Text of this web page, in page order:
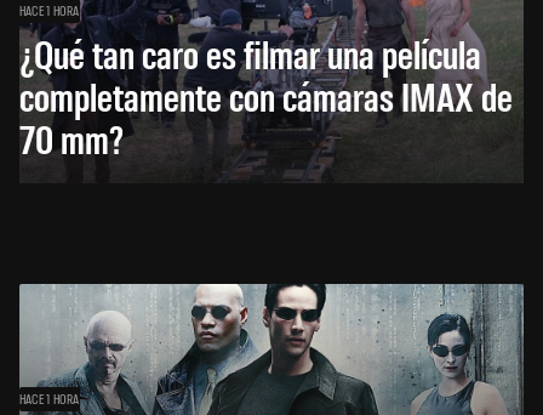
HACE 1 HORA
¿Qué tan caro es filmar una película
completamente con cámaras IMAX de
70 mm?
HACE 1 HORA